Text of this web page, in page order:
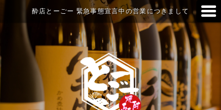
酔店とーごー 緊急事態宣言中の営業につきまして